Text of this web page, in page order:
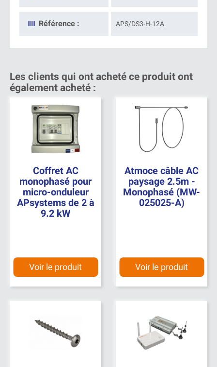
Référence : APS/DS3-H-12A
Les clients qui ont acheté ce produit ont
également acheté :
Coffret AC
monophasé pour
micro-onduleur
APsystems de 2 à
9.2 kW
Voir le produit
Atmoce câble AC
paysage 2.5m -
Monophasé (MW-
025025-A)
Voir le produit